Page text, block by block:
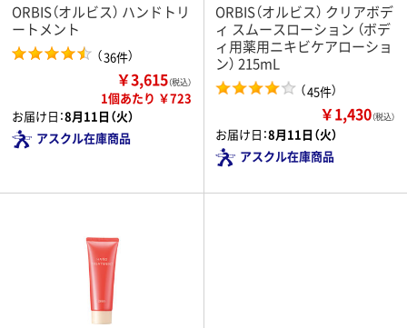
ORBIS（オルビス） ハンドトリ
ートメント
（36件）
￥3,615（税込）
1個あたり ￥723
お届け日：8月11日（火）
アスクル在庫商品
ORBIS（オルビス） クリアボデ
ィ スムースローション （ボデ
ィ用薬用ニキビケアローショ
ン） 215mL
（45件）
￥1,430（税込）
お届け日：8月11日（火）
アスクル在庫商品